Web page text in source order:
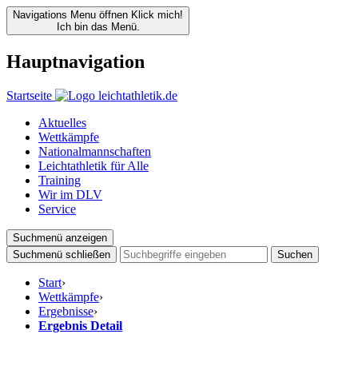
Navigations Menu öffnen Klick mich!
Ich bin das Menü.
Hauptnavigation
Startseite
Aktuelles
Wettkämpfe
Nationalmannschaften
Leichtathletik für Alle
Training
Wir im DLV
Service
Suchmenü anzeigen
Suchmenü schließen
Suchen
Start›
Wettkämpfe›
Ergebnisse›
Ergebnis Detail